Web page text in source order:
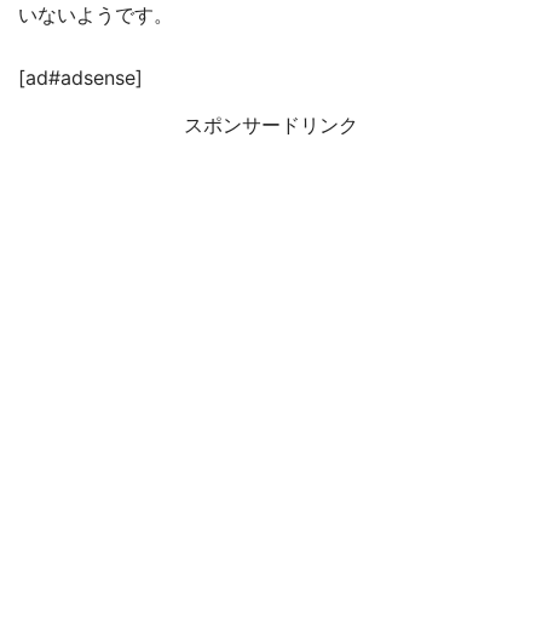
いないようです。
[ad#adsense]
スポンサードリンク